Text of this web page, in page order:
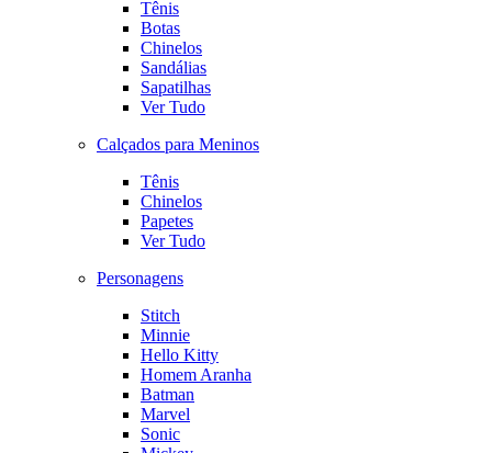
Tênis
Botas
Chinelos
Sandálias
Sapatilhas
Ver Tudo
Calçados para Meninos
Tênis
Chinelos
Papetes
Ver Tudo
Personagens
Stitch
Minnie
Hello Kitty
Homem Aranha
Batman
Marvel
Sonic